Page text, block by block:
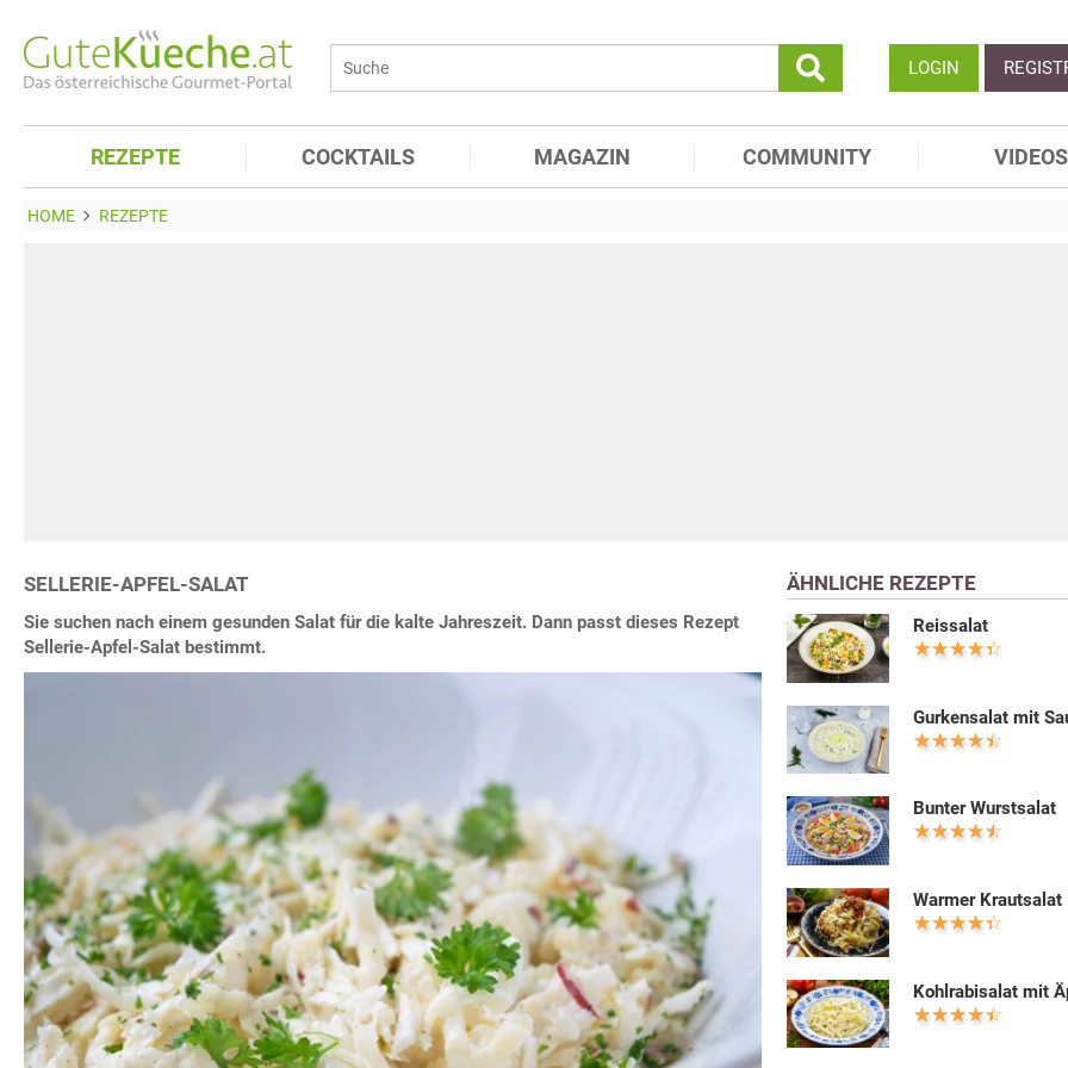
LOGIN
REZEPTE COCKTAILS MAGAZIN COMMUNITY VIDEOS
HOME REZEPTE
SELLERIE-APFEL-SALAT
Sie suchen nach einem gesunden Salat für die kalte Jahreszeit. Dann passt dieses Rezept
Sellerie-Apfel-Salat bestimmt.
ÄHNLICHE REZEPTE
Reissalat
Gurkensalat mit
Bunter Wurstsalat
Warmer Krautsalat
Kohlrabisalat mit